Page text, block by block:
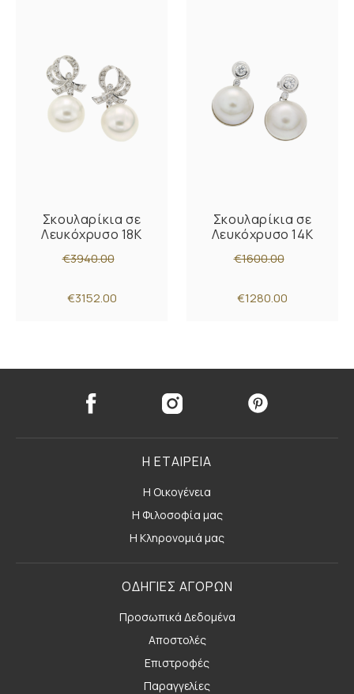
Σκουλαρίκια σε
Λευκόχρυσο 18Κ
€3940.00
€3152.00
Σκουλαρίκια σε
Λευκόχρυσο 14Κ
€1600.00
€1280.00
Η ΕΤΑΙΡΕΙΑ
Η Οικογένεια
Η Φιλοσοφία μας
Η Κληρονομιά μας
ΟΔΗΓΙΕΣ ΑΓΟΡΩΝ
Προσωπικά Δεδομένα
Αποστολές
Επιστροφές
Παραγγελίες